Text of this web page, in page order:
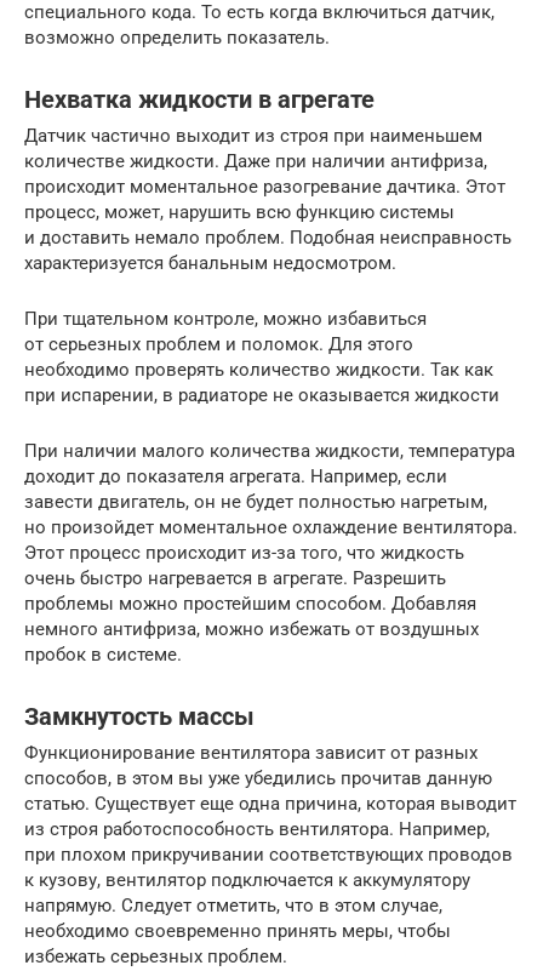
специального кода. То есть когда включиться датчик,
возможно определить показатель.
Нехватка жидкости в агрегате
Датчик частично выходит из строя при наименьшем
количестве жидкости. Даже при наличии антифриза,
происходит моментальное разогревание дачтика. Этот
процесс, может, нарушить всю функцию системы
и доставить немало проблем. Подобная неисправность
характеризуется банальным недосмотром.
При тщательном контроле, можно избавиться
от серьезных проблем и поломок. Для этого
необходимо проверять количество жидкости. Так как
при испарении, в радиаторе не оказывается жидкости
При наличии малого количества жидкости, температура
доходит до показателя агрегата. Например, если
завести двигатель, он не будет полностью нагретым,
но произойдет моментальное охлаждение вентилятора.
Этот процесс происходит из-за того, что жидкость
очень быстро нагревается в агрегате. Разрешить
проблемы можно простейшим способом. Добавляя
немного антифриза, можно избежать от воздушных
пробок в системе.
Замкнутость массы
Функционирование вентилятора зависит от разных
способов, в этом вы уже убедились прочитав данную
статью. Существует еще одна причина, которая выводит
из строя работоспособность вентилятора. Например,
при плохом прикручивании соответствующих проводов
к кузову, вентилятор подключается к аккумулятору
напрямую. Следует отметить, что в этом случае,
необходимо своевременно принять меры, чтобы
избежать серьезных проблем.